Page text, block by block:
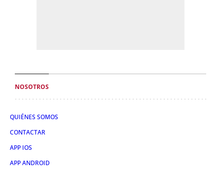
NOSOTROS
QUIÉNES SOMOS
CONTACTAR
APP IOS
APP ANDROID